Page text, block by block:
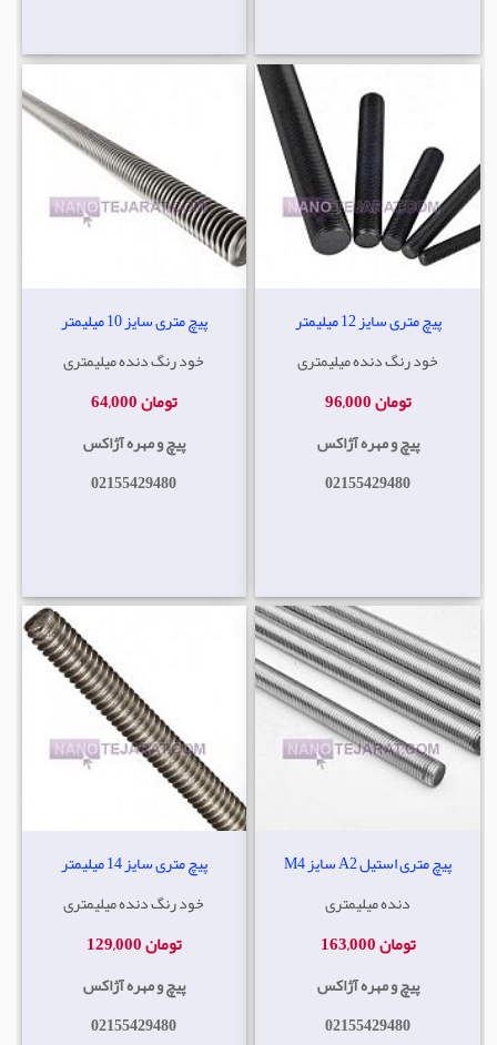
پیچ متری سایز 10 میلیمتر
خود رنگ دنده میلیمتری
64,000 تومان
پیچ و مهره آژاکس
02155429480
پیچ متری سایز 12 میلیمتر
خود رنگ دنده میلیمتری
96,000 تومان
پیچ و مهره آژاکس
02155429480
پیچ متری سایز 14 میلیمتر
خود رنگ دنده میلیمتری
129,000 تومان
پیچ و مهره آژاکس
02155429480
پیچ متری استیل A2 سایز M4
دنده میلیمتری
163,000 تومان
پیچ و مهره آژاکس
02155429480